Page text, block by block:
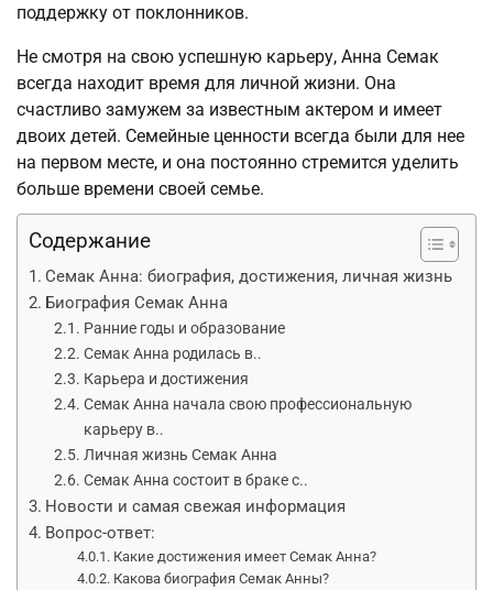
поддержку от поклонников.
Не смотря на свою успешную карьеру, Анна Семак
всегда находит время для личной жизни. Она
счастливо замужем за известным актером и имеет
двоих детей. Семейные ценности всегда были для нее
на первом месте, и она постоянно стремится уделить
больше времени своей семье.
Содержание
Семак Анна: биография, достижения, личная жизнь
Биография Семак Анна
Ранние годы и образование
Семак Анна родилась в..
Карьера и достижения
Семак Анна начала свою профессиональную
карьеру в..
Личная жизнь Семак Анна
Семак Анна состоит в браке с..
Новости и самая свежая информация
Вопрос-ответ:
Какие достижения имеет Семак Анна?
Какова биография Семак Анны?